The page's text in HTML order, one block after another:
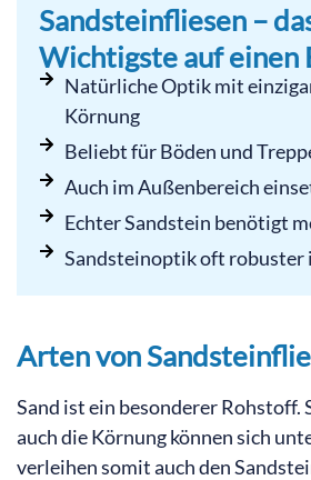
Sandsteinfliesen –
Wichtigste auf einen
Natürliche Optik mit
Körnung
Beliebt für Böden und
Auch im Außenbereich
Echter Sandstein benötigt
Sandsteinoptik oft robuster
Arten von
Sand ist ein besonderer Rohstoff.
auch die Körnung können sich
verleihen somit auch den